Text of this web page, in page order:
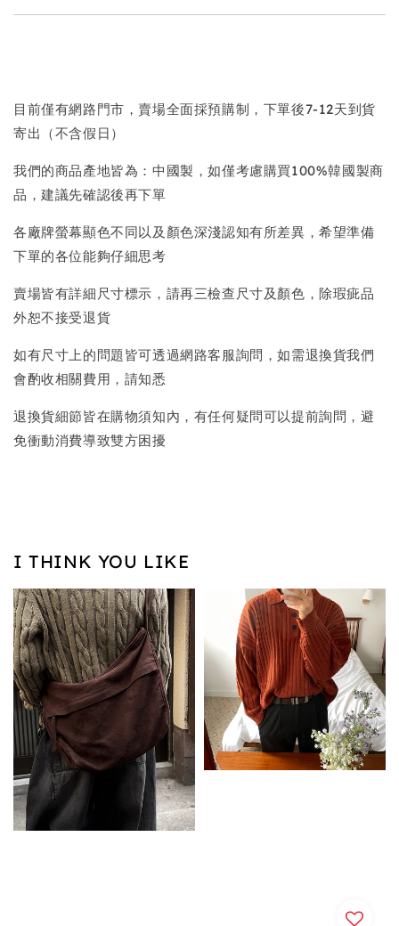
目前僅有網路門市，賣場全面採預購制，下單後7-12天到貨
寄出（不含假日）
我們的商品產地皆為：中國製，如僅考慮購買100%韓國製商
品，建議先確認後再下單
各廠牌螢幕顯色不同以及顏色深淺認知有所差異，希望準備
下單的各位能夠仔細思考
賣場皆有詳細尺寸標示，請再三檢查尺寸及顏色，除瑕疵品
外恕不接受退貨
如有尺寸上的問題皆可透過網路客服詢問，如需退換貨我們
會酌收相關費用，請知悉
退換貨細節皆在購物須知內，有任何疑問可以提前詢問，避
免衝動消費導致雙方困擾
I THINK YOU LIKE